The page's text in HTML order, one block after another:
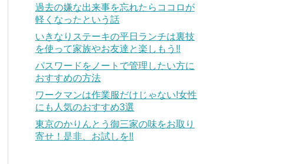
過去の嫌な出来事を忘れたらココロが
軽くなったという話
いきなりステーキの平日ランチは裏技
を使って家族やお友達と楽しもう‼
パスワードをノートで管理したい方に
おすすめの方法
ワークマンは作業服だけじゃない!女性
にも人気のおすすめ3選
東京のかりんとう御三家の味をお取り
寄せ！是非、お試しを‼